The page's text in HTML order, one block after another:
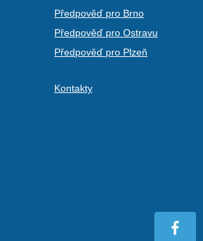
Předpověď pro Brno
Předpověď pro Ostravu
Předpověď pro Plzeň
Kontakty